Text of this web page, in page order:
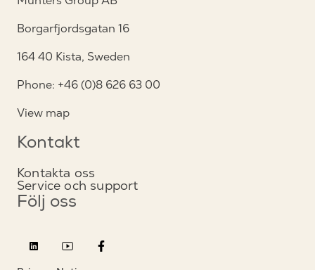
Borgarfjordsgatan 16
164 40 Kista, Sweden
Phone: +46 (0)8 626 63 00
View map
Kontakt
Kontakta oss
Service och support
Följ oss